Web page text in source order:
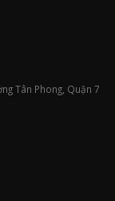
Tân Phong, Quận 7